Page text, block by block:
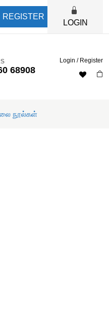
REGISTER
LOGIN
68908
Login / Register
நூல்கள்